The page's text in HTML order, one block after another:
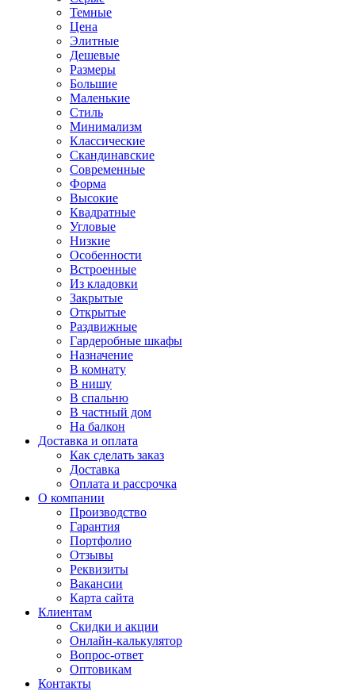
Темные
Цена
Элитные
Дешевые
Размеры
Большие
Маленькие
Стиль
Минимализм
Классические
Скандинавские
Современные
Форма
Высокие
Квадратные
Угловые
Низкие
Особенности
Встроенные
Из кладовки
Закрытые
Открытые
Раздвижные
Гардеробные шкафы
Назначение
В комнату
В нишу
В спальню
В частный дом
На балкон
Доставка и оплата
Как сделать заказ
Доставка
Оплата и рассрочка
О компании
Производство
Гарантия
Портфолио
Отзывы
Реквизиты
Вакансии
Карта сайта
Клиентам
Скидки и акции
Онлайн-калькулятор
Вопрос-ответ
Оптовикам
Контакты